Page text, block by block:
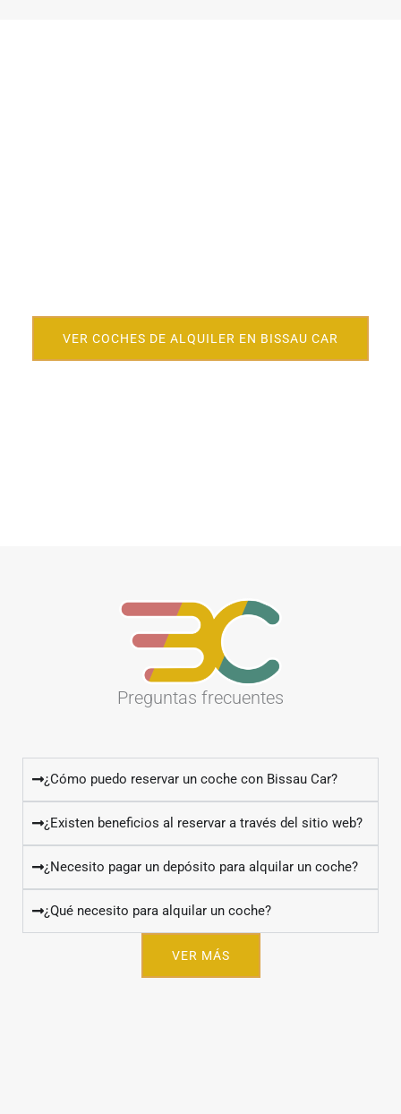
VER COCHES DE ALQUILER EN BISSAU CAR
Preguntas frecuentes
¿Cómo puedo reservar un coche con Bissau Car?
¿Existen beneficios al reservar a través del sitio web?
¿Necesito pagar un depósito para alquilar un coche?
¿Qué necesito para alquilar un coche?
VER MÁS